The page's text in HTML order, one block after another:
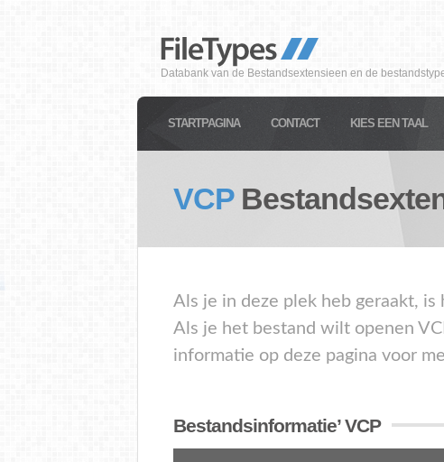
Databank van de Bestandsextensieen en de
STARTPAGINA CONTACT KIES EEN TAAL
VCP
Als je in deze plek heb geraakt,
Als je het bestand wilt openen
informatie op deze pagina voor
Bestandsinformatie’ VCP